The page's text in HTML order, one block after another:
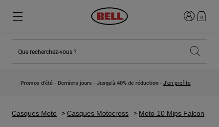
Nouveautés
Casques Motocross Enfant
Nouveautés
Lifestyle
Connexion
0
Que recherchez-vous ?
Promos d'été - Derniers jours - Jusqu'à 40% de réduction - J'en profite
Casques Moto Casques Motocross Moto-10 Mips Falcon